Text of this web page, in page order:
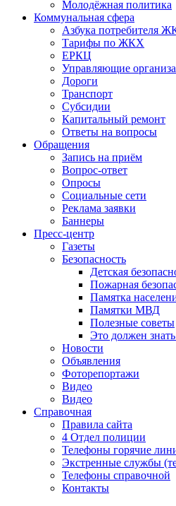
Молодёжная политика
Коммунальная сфера
Азбука потребителя
Тарифы по ЖКХ
ЕРКЦ
Управляющие
Дороги
Транспорт
Субсидии
Капитальный ремонт
Ответы на вопросы
Обращения
Запись на приём
Вопрос-ответ
Опросы
Социальные сети
Реклама заявки
Баннеры
Пресс-центр
Газеты
Безопасность
Детская
Пожарная
Памятка
Памятки МВД
Полезные советы
Это должен
Новости
Объявления
Фоторепортажи
Видео
Видео
Справочная
Правила сайта
4 Отдел полиции
Телефоны горячие
Экстренные службы
Телефоны справочной
Контакты